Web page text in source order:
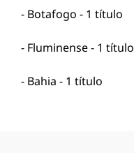
- Botafogo - 1 título
- Fluminense - 1 título
- Bahia - 1 título